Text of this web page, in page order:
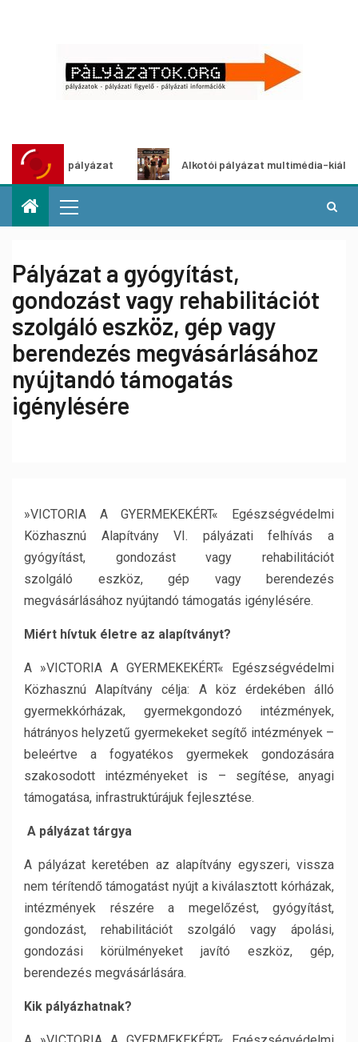
Alkotói pályázat multimédia-kiállításhoz
Pályázat a gyógyítást,
gondozást vagy rehabilitációt
szolgáló eszköz, gép vagy
berendezés megvásárlásához
nyújtandó támogatás
igénylésére
»VICTORIA A GYERMEKEKÉRT« Egészségvédelmi
Közhasznú Alapítvány VI. pályázati felhívás a
gyógyítást, gondozást vagy rehabilitációt
szolgáló eszköz, gép vagy berendezés
megvásárlásához nyújtandó támogatás igénylésére.
Miért hívtuk életre az alapítványt?
A »VICTORIA A GYERMEKEKÉRT« Egészségvédelmi
Közhasznú Alapítvány célja: A köz érdekében álló
gyermekkórházak, gyermekgondozó intézmények,
hátrányos helyzetű gyermekeket segítő intézmények –
beleértve a fogyatékos gyermekek gondozására
szakosodott intézményeket is – segítése, anyagi
támogatása, infrastruktúrájuk fejlesztése.
A pályázat tárgya
A pályázat keretében az alapítvány egyszeri, vissza
nem térítendő támogatást nyújt a kiválasztott kórházak,
intézmények részére a megelőzést, gyógyítást,
gondozást, rehabilitációt szolgáló vagy ápolási,
gondozási körülményeket javító eszköz, gép,
berendezés megvásárlására.
Kik pályázhatnak?